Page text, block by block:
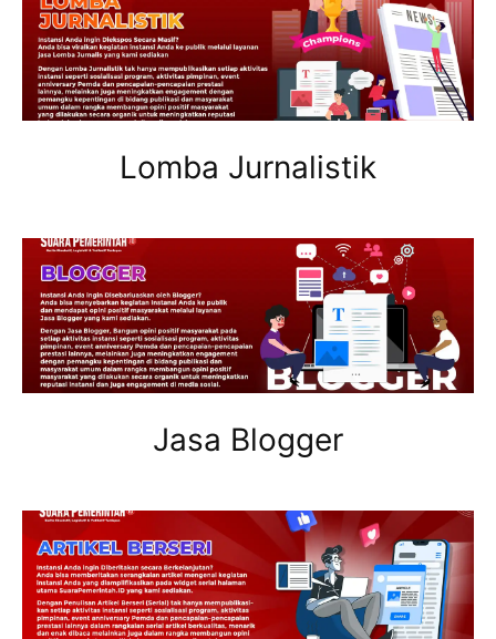
Lomba Jurnalistik
Jasa Blogger